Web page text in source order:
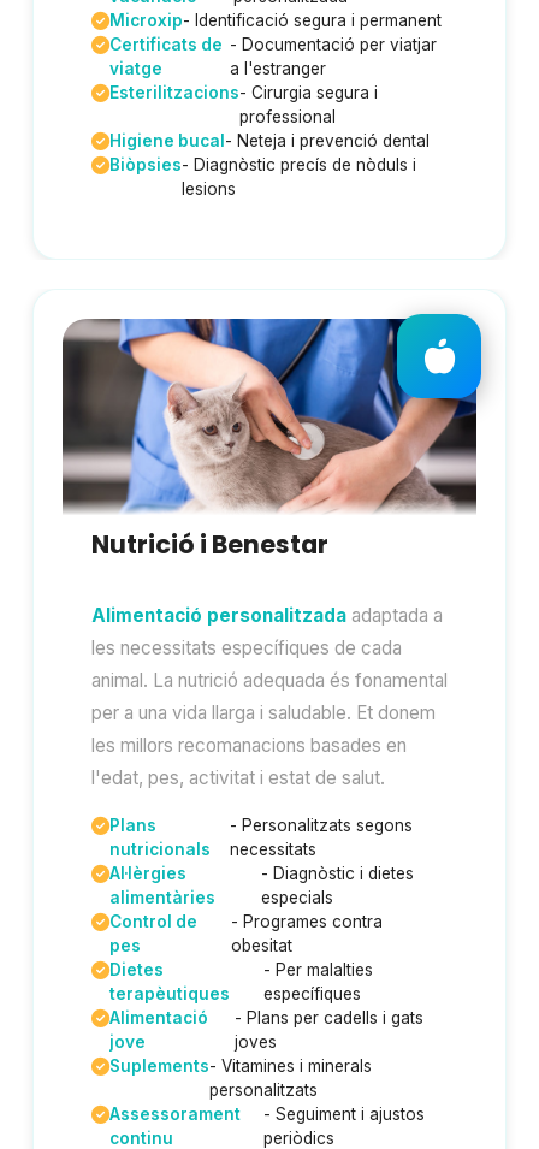
Microxip- Identificació segura i permanent
Certificats de
viatge
- Documentació per viatjar
a l'estranger
Esterilitzacions- Cirurgia segura i
professional
Higiene bucal- Neteja i prevenció dental
Biòpsies- Diagnòstic precís de nòduls i
lesions
Nutrició i Benestar
Alimentació personalitzada adaptada a
les necessitats específiques de cada
animal. La nutrició adequada és fonamental
per a una vida llarga i saludable. Et donem
les millors recomanacions basades en
l'edat, pes, activitat i estat de salut.
Plans
nutricionals
- Personalitzats segons
necessitats
Al·lèrgies
alimentàries
- Diagnòstic i dietes
especials
Control de
pes
- Programes contra
obesitat
Dietes
terapèutiques
- Per malalties
específiques
Alimentació
jove
- Plans per cadells i gats
joves
Suplements- Vitamines i minerals
personalitzats
Assessorament
continu
- Seguiment i ajustos
periòdics